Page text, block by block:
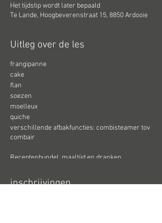
Het tijdstip wordt later bepaald
Te Lande, Hoogbeverenstraat 15, 8850 Ardooie
Uitleg over de les
frangipanne
cake
flan
soezen
moelleux
quiche
verschillende afbakfuncties: combisteamer tov
combair
Receptenbundel, maaltijd en dranken
bij onvoldoende inschrijvingen, kan de les
geannuleerd worden door ons. In dit geval
inschrijvingen